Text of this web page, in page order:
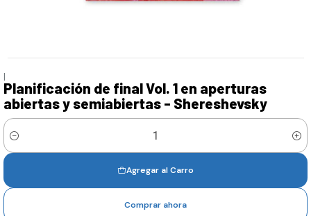
|
Planificación de final Vol. 1 en aperturas
abiertas y semiabiertas - Shereshevsky
Cantidad
Agregar al Carro
Comprar ahora